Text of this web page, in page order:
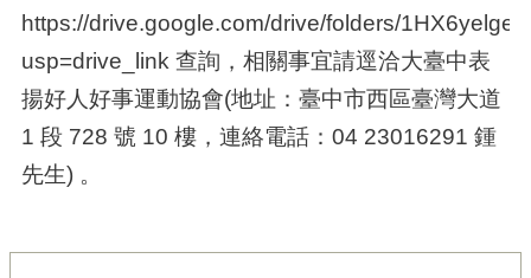
https://drive.google.com/drive/folders/
usp=drive_link 查詢，相關事宜請逕洽大臺中表
揚好人好事運動協會(地址：臺中市西區臺灣大道
1 段 728 號 10 樓，連絡電話：04 23016291 鍾
先生) 。